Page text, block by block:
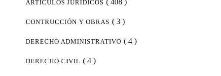
ARTÍCULOS JURÍDICOS ( 408 )
CONTRUCCIÓN Y OBRAS ( 3 )
DERECHO ADMINISTRATIVO ( 4 )
DERECHO CIVIL ( 4 )